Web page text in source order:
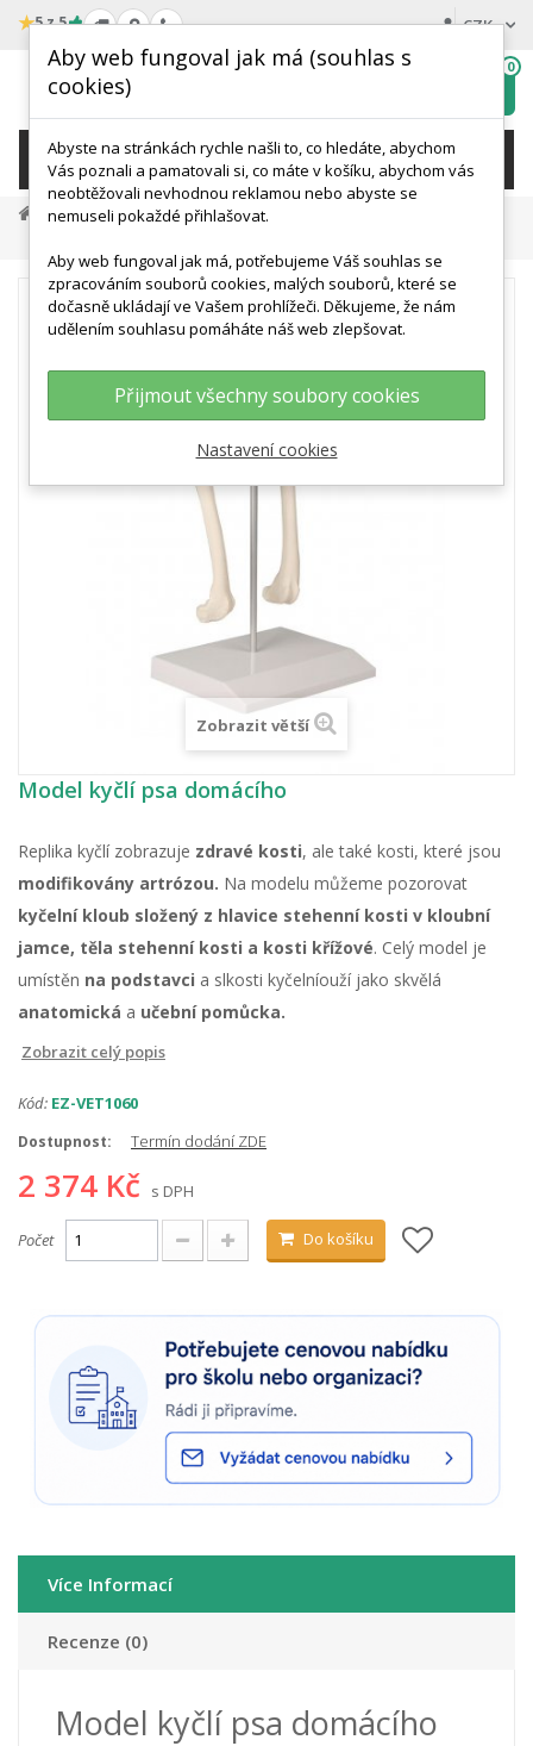
★5 z 5 CZK
wishlist
0
KATEGORIE
Veterinární Modely A Simulace
Zobrazit větší
Model kyčlí psa domácího
Replika kyčlí zobrazuje zdravé kosti, ale také kosti, které jsou
modifikovány artrózou. Na modelu můžeme pozorovat
kyčelní kloub složený z hlavice stehenní kosti v kloubní
jamce, těla stehenní kosti a kosti křížové. Celý model je
umístěn na podstavci a slkosti kyčelníouží jako skvělá
anatomická a učební pomůcka.
Zobrazit celý popis
Kód: EZ-VET1060
Dostupnost: Termín dodání ZDE
2 374 Kč s DPH
Počet Do košíku
Více Informací
Recenze (0)
Model kyčlí psa domácího
Aby web fungoval jak má (souhlas s
cookies)
Abyste na stránkách rychle našli to, co hledáte, abychom
Vás poznali a pamatovali si, co máte v košíku, abychom vás
neobtěžovali nevhodnou reklamou nebo abyste se
nemuseli pokaždé přihlašovat.
Aby web fungoval jak má, potřebujeme Váš souhlas se
zpracováním souborů cookies, malých souborů, které se
dočasně ukládají ve Vašem prohlížeči. Děkujeme, že nám
udělením souhlasu pomáháte náš web zlepšovat.
Přijmout všechny soubory cookies
Nastavení cookies